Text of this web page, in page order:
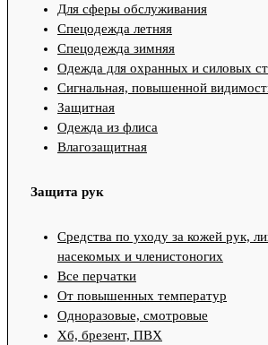
Для сферы обслуживания
Спецодежда летняя
Спецодежда зимняя
Одежда для охранных и силовых
Сигнальная, повышенной
Защитная
Одежда из флиса
Влагозащитная
Защита рук
Средства по уходу за кожей рук,
насекомых и членистоногих
Все перчатки
От повышенных температур
Одноразовые, смотровые
Хб, брезент, ПВХ